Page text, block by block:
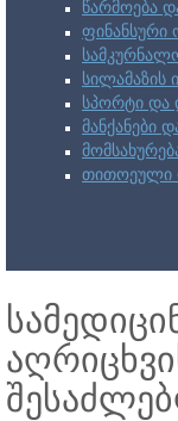
წარმოება
ფინანსური
სილამაზის
სპორტი და
მანქანები
თითოეული